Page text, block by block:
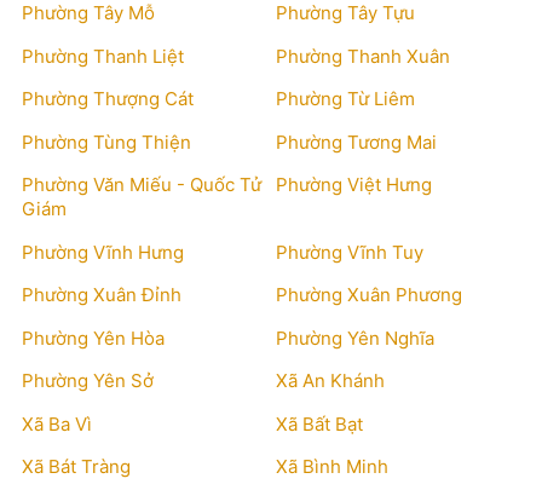
Phường Tây Mỗ
Phường Tây Tựu
Phường Thanh Liệt
Phường Thanh Xuân
Phường Thượng Cát
Phường Từ Liêm
Phường Tùng Thiện
Phường Tương Mai
Phường Văn Miếu - Quốc Tử
Giám
Phường Việt Hưng
Phường Vĩnh Hưng
Phường Vĩnh Tuy
Phường Xuân Đỉnh
Phường Xuân Phương
Phường Yên Hòa
Phường Yên Nghĩa
Phường Yên Sở
Xã An Khánh
Xã Ba Vì
Xã Bất Bạt
Xã Bát Tràng
Xã Bình Minh